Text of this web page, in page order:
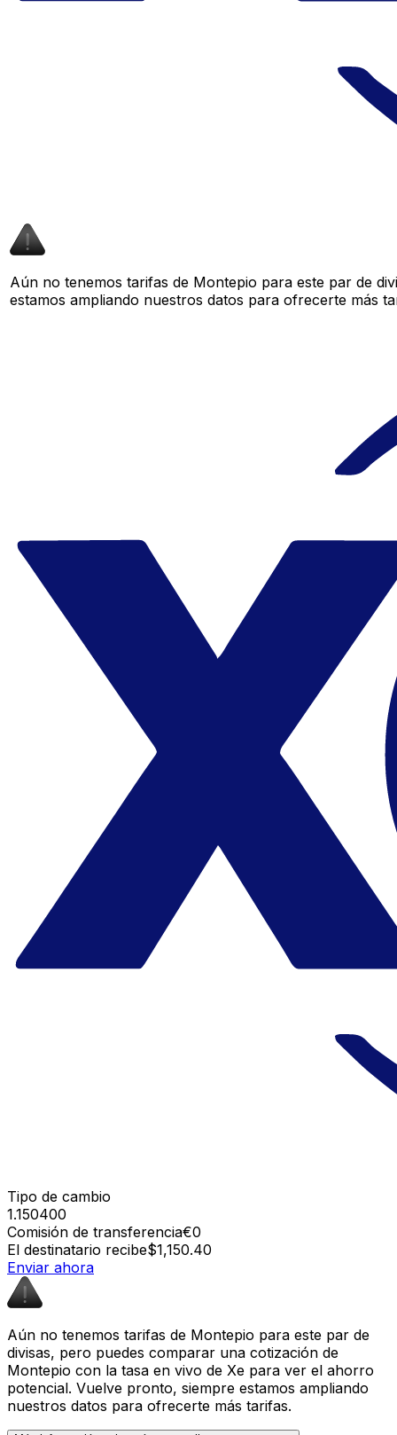
Aún no tenemos tarifas de Montepio para este par de
estamos ampliando nuestros datos para ofrecerte más
Tipo de cambio
1.150400
Comisión de transferencia€0
El destinatario recibe$1,150.40
Enviar ahora
Aún no tenemos tarifas de Montepio para este par de
divisas, pero puedes comparar una cotización de
Montepio con la tasa en vivo de Xe para ver el ahorro
potencial. Vuelve pronto, siempre estamos ampliando
nuestros datos para ofrecerte más tarifas.